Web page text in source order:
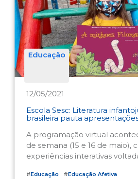
Educação
12/05/2021
Escola Sesc: Literatura
brasileira pauta
A programação virtual
de semana (15 e 16 de maio),
experiências interativas
#Educação #Educação Afetiva